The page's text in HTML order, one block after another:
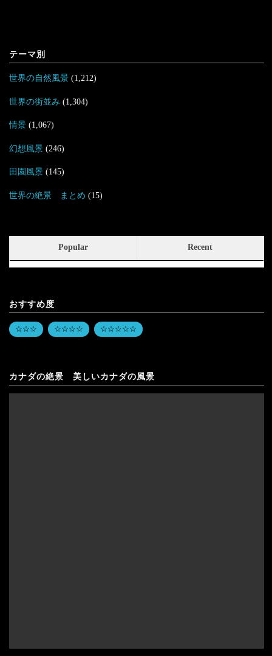
テーマ別
世界の自然風景(1,212)
世界の街並み (1,304)
情景(1,067)
幻想風景(246)
田園風景(145)
世界の絶景 まとめ (15)
Popular Recent
おすすめ度
☆☆☆ ☆☆☆☆ ☆☆☆☆☆
カナダの絶景 美しいカナダの風景